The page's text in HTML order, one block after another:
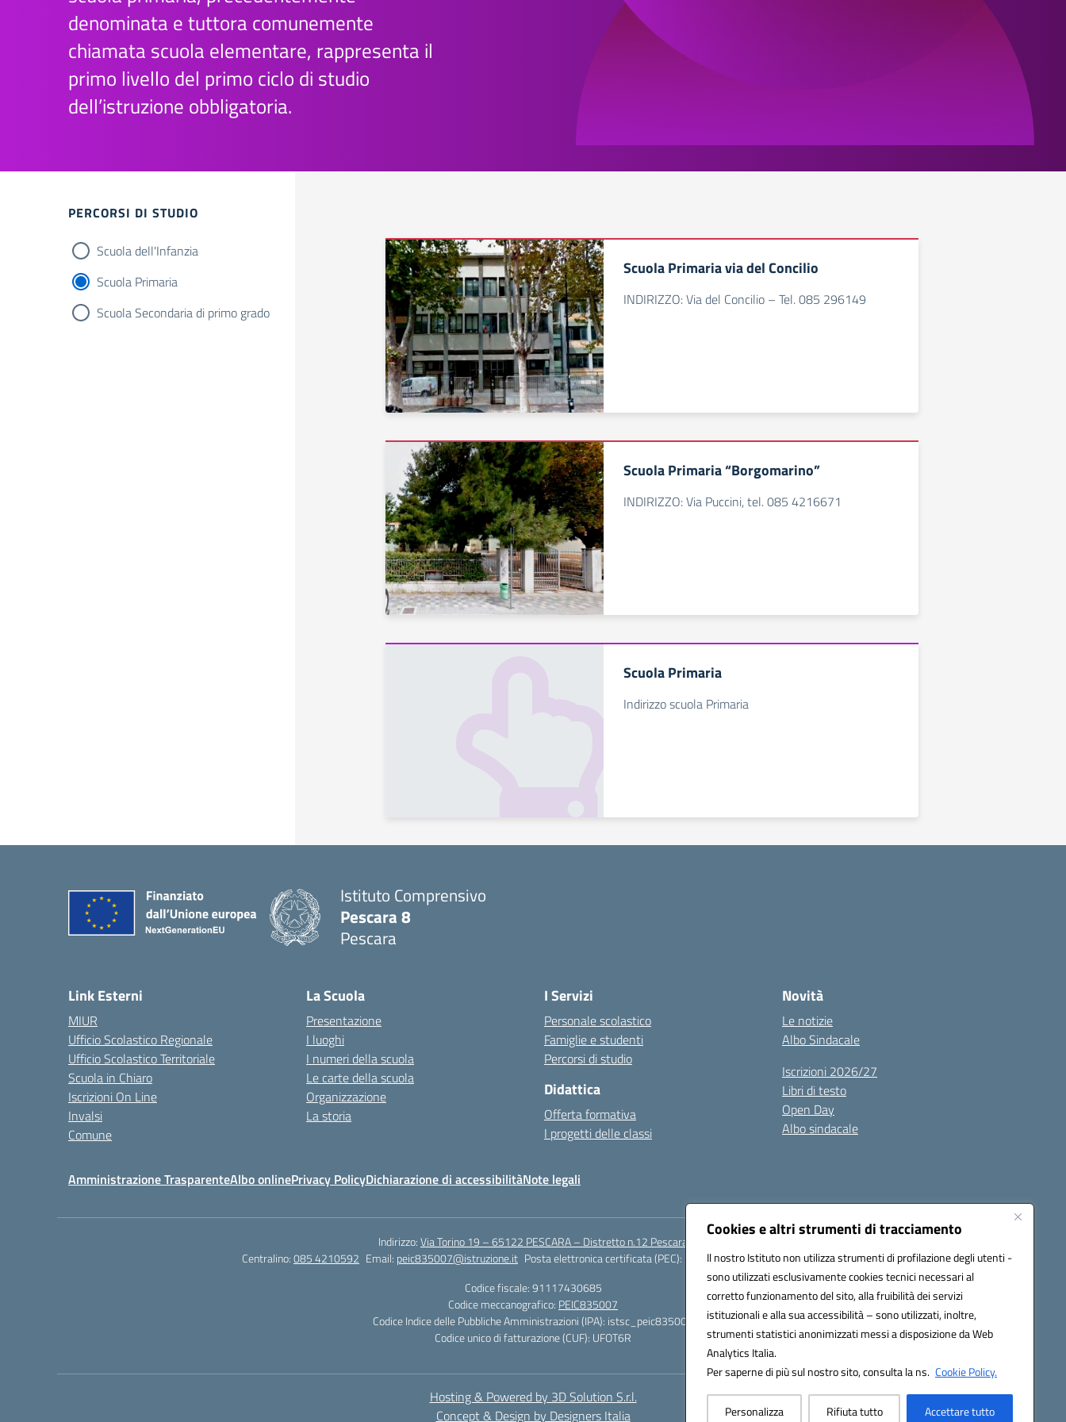
Cookies e altri strumenti di tracciamento
Il nostro Istituto non utilizza strumenti di profilazione degli utenti -
sono utilizzati esclusivamente cookies tecnici necessari al
corretto funzionamento del sito, alla fruibilità dei servizi
istituzionali e alla sua accessibilità – sono utilizzati, inoltre,
strumenti statistici anonimizzati messi a disposizione da Web
Analytics Italia.
Per saperne di più sul nostro sito, consulta la ns. Cookie Policy.
Personalizza Rifiuta tutto Accettare tutto
denominata e tuttora comunemente
chiamata scuola elementare, rappresenta il
primo livello del primo ciclo di studio
dell’istruzione obbligatoria.
Filtri
PERCORSI DI STUDIO
Scuola dell'Infanzia
Scuola Primaria
Scuola Secondaria di primo grado
Scuola Primaria via del Concilio
INDIRIZZO: Via del Concilio – Tel. 085 296149
Scuola Primaria “Borgomarino”
INDIRIZZO: Via Puccini, tel. 085 4216671
Scuola Primaria
Indirizzo scuola Primaria
Istituto Comprensivo
Pescara 8
Pescara
Link Esterni
MIUR
Ufficio Scolastico Regionale
Ufficio Scolastico Territoriale
Scuola in Chiaro
Iscrizioni On Line
Invalsi
Comune
La Scuola
Presentazione
I luoghi
I numeri della scuola
Le carte della scuola
Organizzazione
La storia
I Servizi
Personale scolastico
Famiglie e studenti
Percorsi di studio
Didattica
Offerta formativa
I progetti delle classi
Novità
Le notizie
Albo Sindacale
Iscrizioni 2026/27
Libri di testo
Open Day
Albo sindacale
Amministrazione TrasparenteAlbo onlinePrivacy PolicyDichiarazione di accessibilitàNote legali
Indirizzo:Via Torino 19 – 65122 PESCARA – Distretto n.12 Pescara
Centralino:085 4210592 Email: peic835007@istruzione.it Posta elettronica certificata (PEC):
peic835007@pec.istruzione.it
Codice fiscale: 91117430685
Codice meccanografico: PEIC835007
Codice Indice delle Pubbliche Amministrazioni (IPA): istsc_peic835007
Codice unico di fatturazione (CUF): UFOT6R
Hosting & Powered by 3D Solution S.r.l.
Concept & Design by Designers Italia